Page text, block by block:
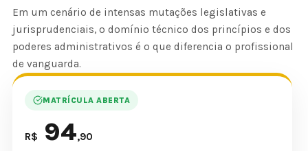
Em um cenário de intensas mutações legislativas e
jurisprudenciais, o domínio técnico dos princípios e dos
poderes administrativos é o que diferencia o profissional
de vanguarda.
MATRÍCULA ABERTA
R$ 94,90